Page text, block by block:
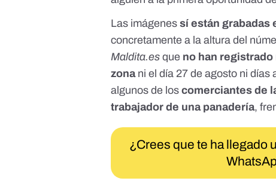
Las imágenessí están grabadas
concretamente a la altura del
Maldita.es que no han
zonani el día 27 de agosto ni días
algunos de loscomerciantes de
trabajador de una panadería,
¿Crees que te ha llegado